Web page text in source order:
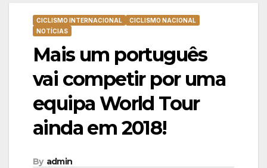
CICLISMO INTERNACIONAL
CICLISMO NACIONAL
NOTÍCIAS
Mais um português
vai competir por uma
equipa World Tour
ainda em 2018!
By admin